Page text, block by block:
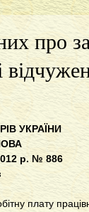
про
УКРАЇНИ
р. № 886
плату